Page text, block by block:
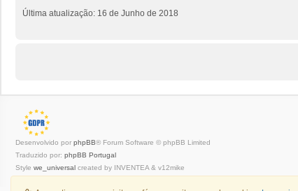
Última atualização: 16 de Junho de 2018
Desenvolvido por phpBB® Forum Software © phpBB Limited
Traduzido por: phpBB Portugal
Style we_universal created by INVENTEA & v12mike